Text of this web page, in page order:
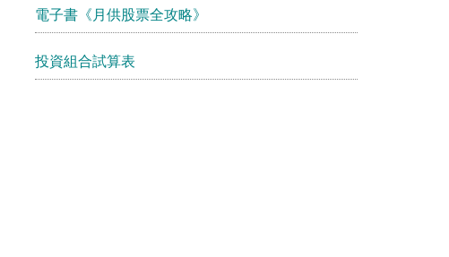
電子書《月供股票全攻略》
投資組合試算表